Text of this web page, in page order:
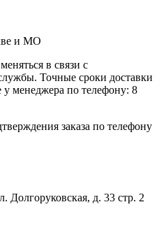
и МО
в связи с
Точные сроки доставки
у менеджера по телефону: 8
заказа по телефону
Долгоруковская, д. 33 стр. 2